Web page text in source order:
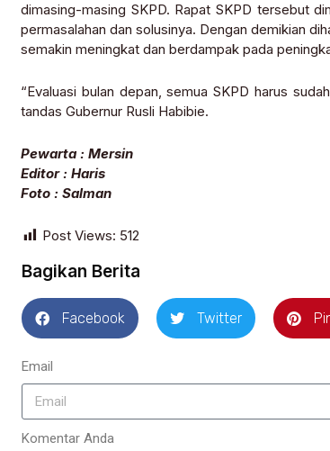
dimasing-masing SKPD. Rapat SKPD tersebut
permasalahan dan solusinya. Dengan demikian
semakin meningkat dan berdampak pada
“Evaluasi bulan depan, semua SKPD harus
tandas Gubernur Rusli Habibie.
Pewarta : Mersin
Editor : Haris
Foto : Salman
Post Views: 512
Bagikan Berita
Facebook Twitter
Email
Komentar Anda